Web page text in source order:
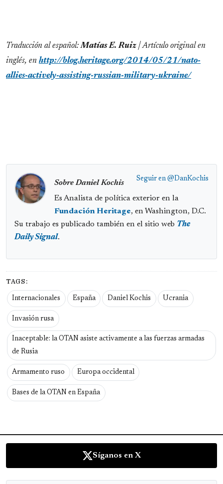
Traducción al español:Matías E. Ruiz | Artículo original en
inglés, en http://blog.heritage.org/2014/05/21/nato-
allies-actively-assisting-russian-military-ukraine/
Seguir en @DanKochis
Sobre Daniel Kochis
Es Analista de política exterior en la
Fundación Heritage, en Washington, D.C.
Su trabajo es publicado también en el sitio web The
Daily Signal.
TAGS:
Internacionales España Daniel Kochis Ucrania
Invasión rusa
Inaceptable: la OTAN asiste activamente a las fuerzas armadas
de Rusia
Armamento ruso Europa occidental
Bases de la OTAN en España
Síganos en X